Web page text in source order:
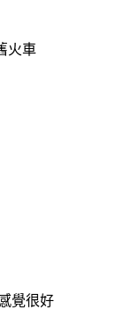
火車
覺很好